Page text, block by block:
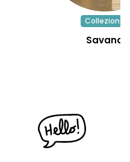
Collezione
Savana